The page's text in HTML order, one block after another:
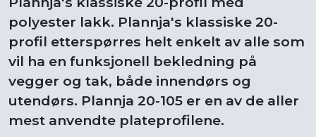
polyester lakk. Plannja's klassiske 20-
profil etterspørres helt enkelt av alle som
vil ha en funksjonell bekledning på
vegger og tak, både innendørs og
utendørs. Plannja 20-105 er en av de aller
mest anvendte plateprofilene.